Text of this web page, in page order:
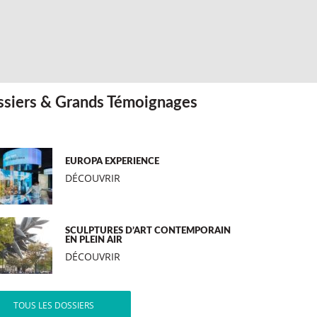
& Grands Témoignages
EUROPA EXPERIENCE
DÉCOUVRIR
SCULPTURES D’ART CONTEMPORAIN
EN PLEIN AIR
DÉCOUVRIR
TOUS LES DOSSIERS